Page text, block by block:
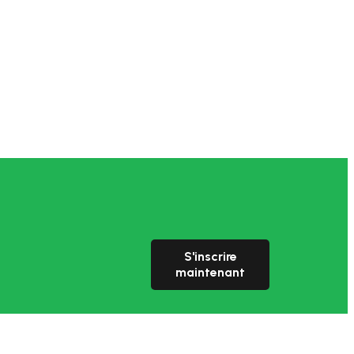
S'inscrire
maintenant